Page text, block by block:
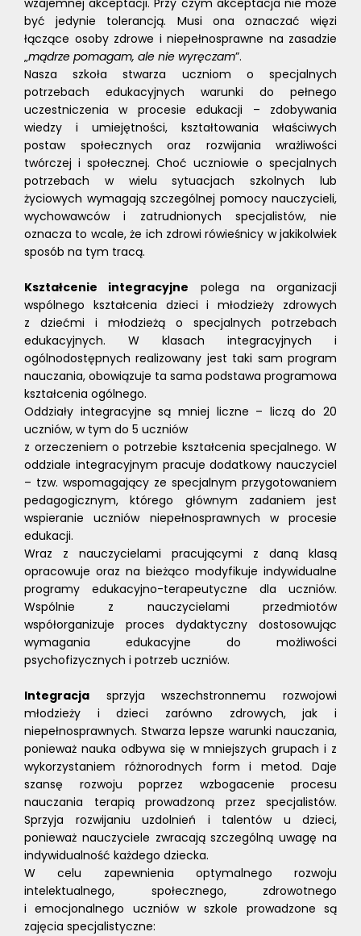
wzajemnej akceptacji. Przy czym akceptacja nie może
być jedynie tolerancją. Musi ona oznaczać więzi
łączące osoby zdrowe i niepełnosprawne na zasadzie
„mądrze pomagam, ale nie wyręczam”.
Nasza szkoła stwarza uczniom o specjalnych
potrzebach edukacyjnych warunki do pełnego
uczestniczenia w procesie edukacji – zdobywania
wiedzy i umiejętności, kształtowania właściwych
postaw społecznych oraz rozwijania wrażliwości
twórczej i społecznej. Choć uczniowie o specjalnych
potrzebach w wielu sytuacjach szkolnych lub
życiowych wymagają szczególnej pomocy nauczycieli,
wychowawców i zatrudnionych specjalistów, nie
oznacza to wcale, że ich zdrowi rówieśnicy w jakikolwiek
sposób na tym tracą.
Kształcenie integracyjne polega na organizacji
wspólnego kształcenia dzieci i młodzieży zdrowych
z dziećmi i młodzieżą o specjalnych potrzebach
edukacyjnych. W klasach integracyjnych i
ogólnodostępnych realizowany jest taki sam program
nauczania, obowiązuje ta sama podstawa programowa
kształcenia ogólnego.
Oddziały integracyjne są mniej liczne – liczą do 20
uczniów, w tym do 5 uczniów
z orzeczeniem o potrzebie kształcenia specjalnego. W
oddziale integracyjnym pracuje dodatkowy nauczyciel
– tzw. wspomagający ze specjalnym przygotowaniem
pedagogicznym, którego głównym zadaniem jest
wspieranie uczniów niepełnosprawnych w procesie
edukacji.
Wraz z nauczycielami pracującymi z daną klasą
opracowuje oraz na bieżąco modyfikuje indywidualne
programy edukacyjno-terapeutyczne dla uczniów.
Wspólnie z nauczycielami przedmiotów
współorganizuje proces dydaktyczny dostosowując
wymagania edukacyjne do możliwości
psychofizycznych i potrzeb uczniów.
Integracja sprzyja wszechstronnemu rozwojowi
młodzieży i dzieci zarówno zdrowych, jak i
niepełnosprawnych. Stwarza lepsze warunki nauczania,
ponieważ nauka odbywa się w mniejszych grupach i z
wykorzystaniem różnorodnych form i metod. Daje
szansę rozwoju poprzez wzbogacenie procesu
nauczania terapią prowadzoną przez specjalistów.
Sprzyja rozwijaniu uzdolnień i talentów u dzieci,
ponieważ nauczyciele zwracają szczególną uwagę na
indywidualność każdego dziecka.
W celu zapewnienia optymalnego rozwoju
intelektualnego, społecznego, zdrowotnego
i emocjonalnego uczniów w szkole prowadzone są
zajęcia specjalistyczne: